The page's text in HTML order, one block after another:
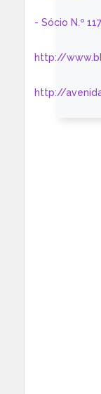
- Sócio N.º
http://
http://